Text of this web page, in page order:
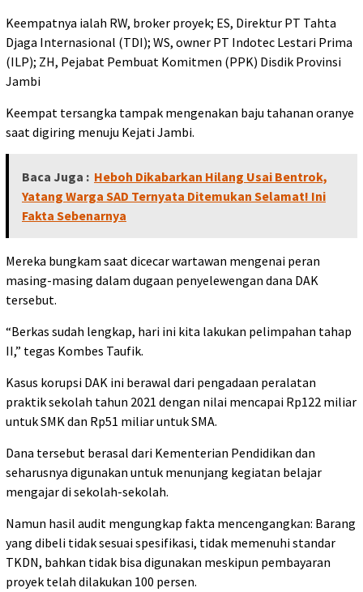
Keempatnya ialah RW, broker proyek; ES, Direktur PT Tahta
Djaga Internasional (TDI); WS, owner PT Indotec Lestari Prima
(ILP); ZH, Pejabat Pembuat Komitmen (PPK) Disdik Provinsi
Jambi
Keempat tersangka tampak mengenakan baju tahanan oranye
saat digiring menuju Kejati Jambi.
Baca Juga : Heboh Dikabarkan Hilang Usai Bentrok,
Yatang Warga SAD Ternyata Ditemukan Selamat! Ini
Fakta Sebenarnya
Mereka bungkam saat dicecar wartawan mengenai peran
masing-masing dalam dugaan penyelewengan dana DAK
tersebut.
“Berkas sudah lengkap, hari ini kita lakukan pelimpahan tahap
II,” tegas Kombes Taufik.
Kasus korupsi DAK ini berawal dari pengadaan peralatan
praktik sekolah tahun 2021 dengan nilai mencapai Rp122 miliar
untuk SMK dan Rp51 miliar untuk SMA.
Dana tersebut berasal dari Kementerian Pendidikan dan
seharusnya digunakan untuk menunjang kegiatan belajar
mengajar di sekolah-sekolah.
Namun hasil audit mengungkap fakta mencengangkan: Barang
yang dibeli tidak sesuai spesifikasi, tidak memenuhi standar
TKDN, bahkan tidak bisa digunakan meskipun pembayaran
proyek telah dilakukan 100 persen.